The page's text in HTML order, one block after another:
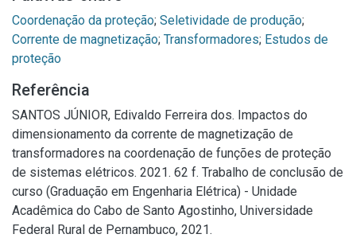
Coordenação da proteção; Seletividade de produção;
Corrente de magnetização; Transformadores; Estudos de
proteção
Referência
SANTOS JÚNIOR, Edivaldo Ferreira dos. Impactos do
dimensionamento da corrente de magnetização de
transformadores na coordenação de funções de proteção
de sistemas elétricos. 2021. 62 f. Trabalho de conclusão de
curso (Graduação em Engenharia Elétrica) - Unidade
Acadêmica do Cabo de Santo Agostinho, Universidade
Federal Rural de Pernambuco, 2021.